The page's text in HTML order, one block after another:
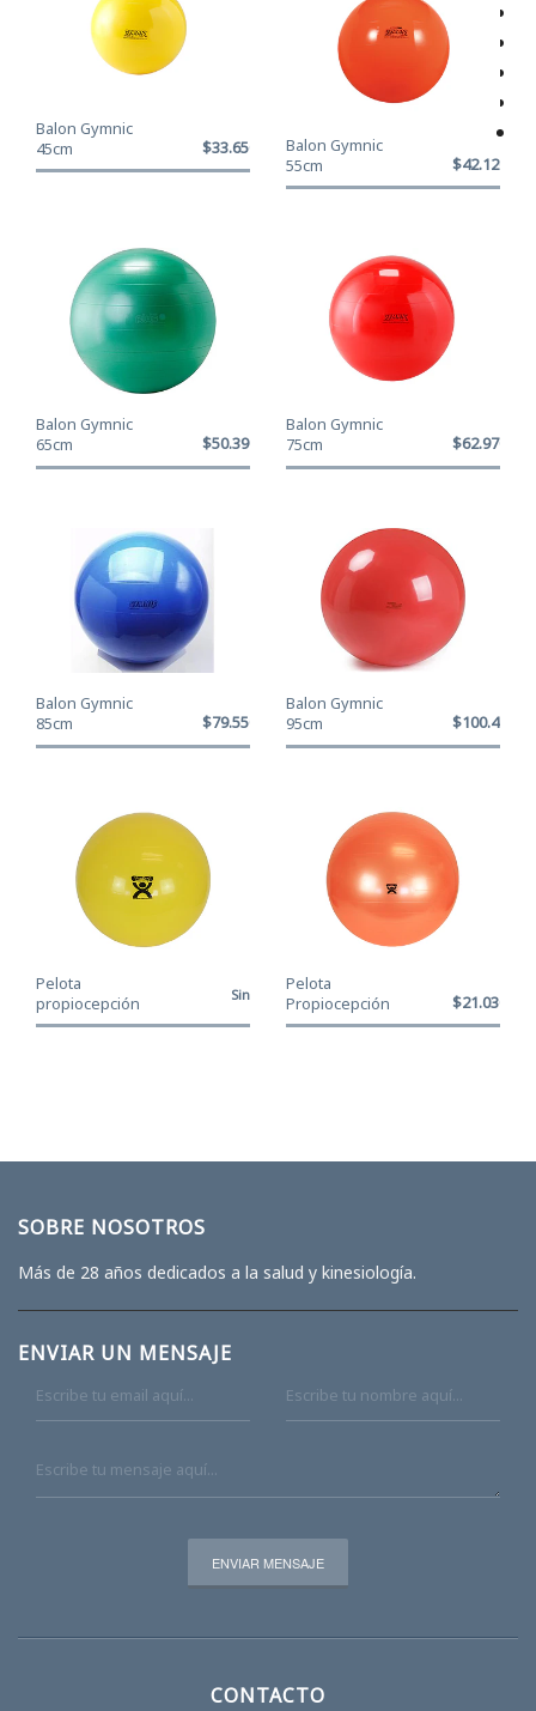
Balon Gymnic
45cm
$33.650
Balon Gymnic
55cm
$42.120
Balon Gymnic
65cm
$50.390
Balon Gymnic
75cm
$62.970
Balon Gymnic
85cm
$79.550
Balon Gymnic
95cm
$100.400
Pelota
propiocepción
CanDo® Amarillo
Sin
Pelota
Propiocepción
CanDo® Naranjo -
$21.030
SOBRE NOSOTROS
Más de 28 años dedicados a la salud y kinesiología.
ENVIAR UN MENSAJE
CONTACTO